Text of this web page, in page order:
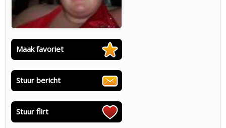
Maak favoriet
Stuur bericht
Stuur flirt